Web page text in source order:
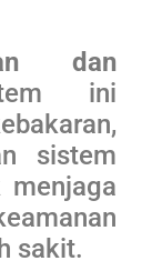
dan
ini
sistem
menjaga
sakit.